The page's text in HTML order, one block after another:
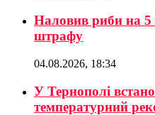
Наловив риби на 5
штрафу
04.08.2026, 18:34
У Тернополі
температурний